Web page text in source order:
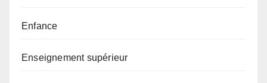
Enfance
Enseignement supérieur